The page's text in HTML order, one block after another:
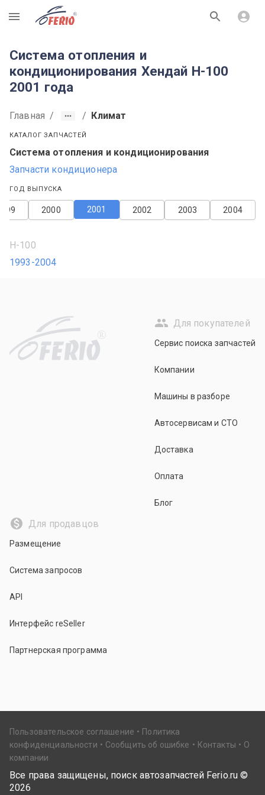
R
Система отопления и
кондиционирования Хендай H-100
2001 года
Главная / / Климат
КАТАЛОГ ЗАПЧАСТЕЙ
Система отопления и кондиционирования
Запчасти кондиционера
ГОД ВЫПУСКА
2004
2003
2002
2001
2000
H-100
1993-2004
R
Для покупателей
Сервис поиска запчастей
Компании
Машины в разборе
Автосервисам и СТО
Доставка
Оплата
Блог
Для продавцов
Размещение
Система запросов
API
Интерфейс reSeller
Партнерская программа
Пользовательское соглашение
Политика
конфиденциальности
Сообщить об ошибке Контакты
О
компании
Все права защищены, поиск автозапчастей Ferio.ru ©
2026